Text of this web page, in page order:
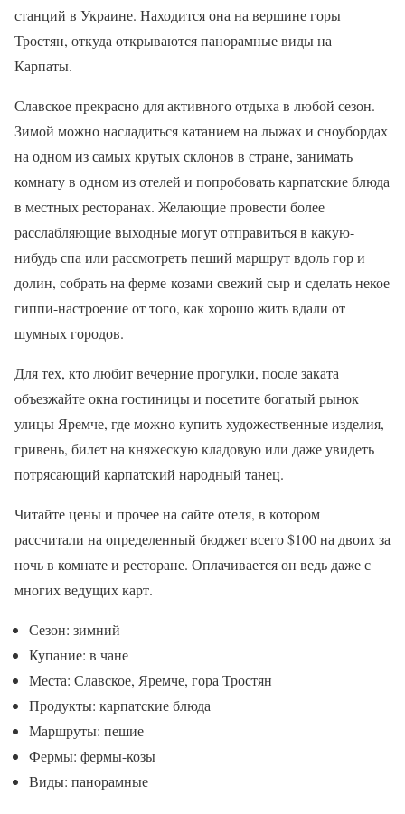
станций в Украине. Находится она на вершине горы
Тростян, откуда открываются панорамные виды на
Карпаты.
Славское прекрасно для активного отдыха в любой сезон.
Зимой можно насладиться катанием на лыжах и сноубордах
на одном из самых крутых склонов в стране, занимать
комнату в одном из отелей и попробовать карпатские блюда
в местных ресторанах. Желающие провести более
расслабляющие выходные могут отправиться в какую-
нибудь спа или рассмотреть пеший маршрут вдоль гор и
долин, собрать на ферме-козами свежий сыр и сделать некое
гиппи-настроение от того, как хорошо жить вдали от
шумных городов.
Для тех, кто любит вечерние прогулки, после заката
объезжайте окна гостиницы и посетите богатый рынок
улицы Яремче, где можно купить художественные изделия,
гривень, билет на княжескую кладовую или даже увидеть
потрясающий карпатский народный танец.
Читайте цены и прочее на сайте отеля, в котором
рассчитали на определенный бюджет всего $100 на двоих за
ночь в комнате и ресторане. Оплачивается он ведь даже с
многих ведущих карт.
Сезон: зимний
Купание: в чане
Места: Славское, Яремче, гора Тростян
Продукты: карпатские блюда
Маршруты: пешие
Фермы: фермы-козы
Виды: панорамные